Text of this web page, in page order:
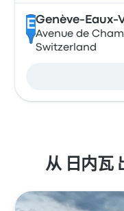
EGenève-Eaux-
Avenue de
Switzerland
从 日内瓦